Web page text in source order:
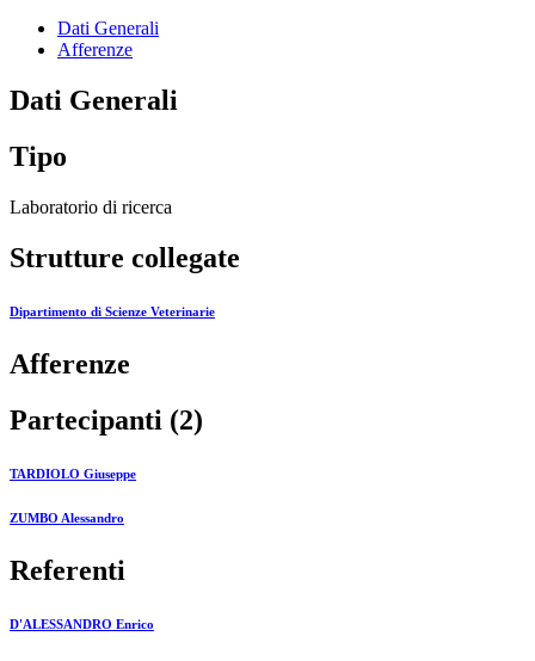
Dati Generali
Afferenze
Dati Generali
Tipo
Laboratorio di ricerca
Strutture collegate
Dipartimento di Scienze Veterinarie
Afferenze
Partecipanti (2)
TARDIOLO Giuseppe
ZUMBO Alessandro
Referenti
D'ALESSANDRO Enrico